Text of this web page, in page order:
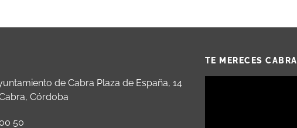
de Cabra Plaza de España, 14
Córdoba
50
TE MERECES CABRA